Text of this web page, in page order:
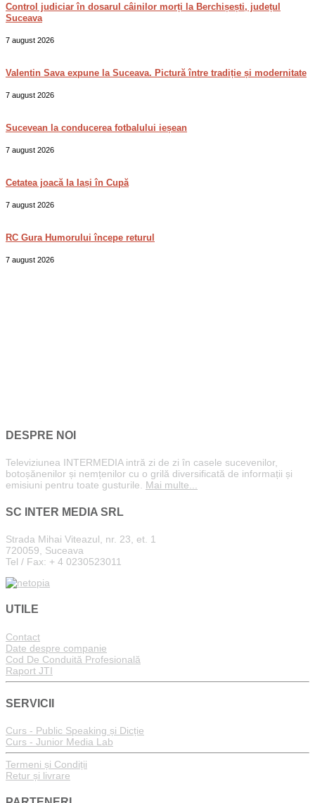
Control judiciar în dosarul câinilor morți la Berchișești, județul
Suceava
7 august 2026
Valentin Sava expune la Suceava. Pictură între tradiție și modernitate
7 august 2026
Sucevean la conducerea fotbalului ieșean
7 august 2026
Cetatea joacă la Iași în Cupă
7 august 2026
RC Gura Humorului începe returul
7 august 2026
DESPRE NOI
Televiziunea INTERMEDIA intră zi de zi în casele sucevenilor,
botoșănenilor și nemțenilor cu o grilă diversificată de informații și
emisiuni pentru toate gusturile. Mai multe...
SC INTER MEDIA SRL
Strada Mihai Viteazul, nr. 23, et. 1
720059, Suceava
Tel / Fax: + 4 0230523011
UTILE
Contact
Date despre companie
Cod De Conduită Profesională
Raport JTI
SERVICII
Curs - Public Speaking și Dicție
Curs - Junior Media Lab
Termeni și Condiții
Retur și livrare